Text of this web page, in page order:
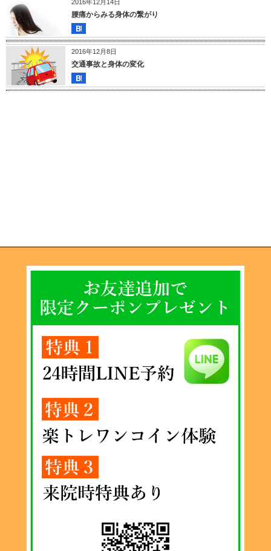
2016年12月14日
腰痛からみる身体の繋がり
2016年12月8日
交通事故と身体の変化